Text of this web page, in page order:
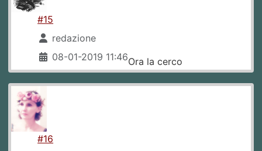
#15
redazione
08-01-2019 11:46Ora la cerco
#16